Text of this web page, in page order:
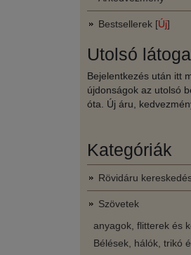
Bestsellerek [Új]
Utolsó
Bejelentkezés után itt
újdonságok az utolsó
óta. Új áru,
Kategóriák
Rövidáru
Szövetek
anyagok, flitterek és
Bélések, hálók, trikó